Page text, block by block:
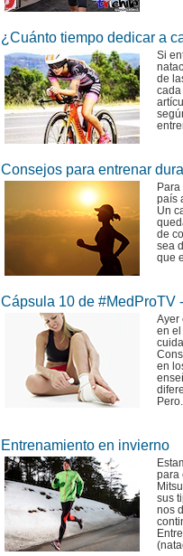
¿Cuánto tiempo dedicar a
Si
de
cada
Consejos para entrenar
país
Un
de
sea
que
Cápsula 10 de #MedProTV
Ayer
en el
en
Entrenamiento en invierno
para
sus
nos